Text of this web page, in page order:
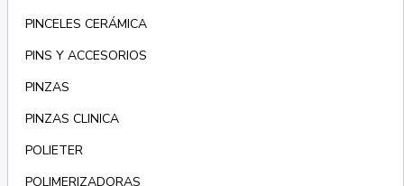
PINCELES CERÁMICA
PINS Y ACCESORIOS
PINZAS
PINZAS CLINICA
POLIETER
POLIMERIZADORAS